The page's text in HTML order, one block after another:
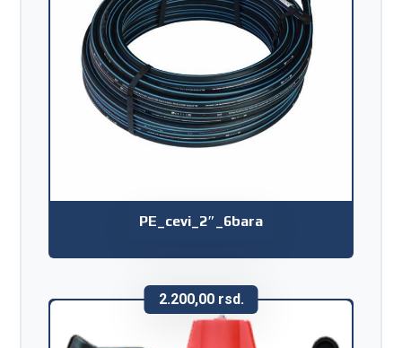
PE_cevi_2″_6bara
2.200,00 rsd.